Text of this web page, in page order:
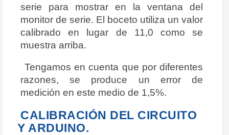
serie para mostrar en la ventana del
monitor de serie. El boceto utiliza un valor
calibrado en lugar de 11,0 como se
muestra arriba.
Tengamos en cuenta que por diferentes
razones, se produce un error de
medición en este medio de 1,5%.
CALIBRACIÓN DEL CIRCUITO
Y ARDUINO.